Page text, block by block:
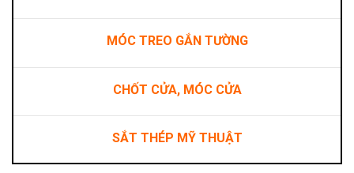
MÓC TREO GẮN TƯỜNG
CHỐT CỬA, MÓC CỬA
SẮT THÉP MỸ THUẬT